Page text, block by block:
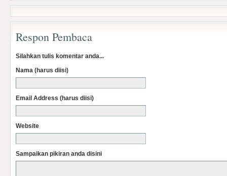
Respon Pembaca
Silahkan tulis komentar anda...
Nama (harus diisi)
Email Address (harus diisi)
Website
Sampaikan pikiran anda disini